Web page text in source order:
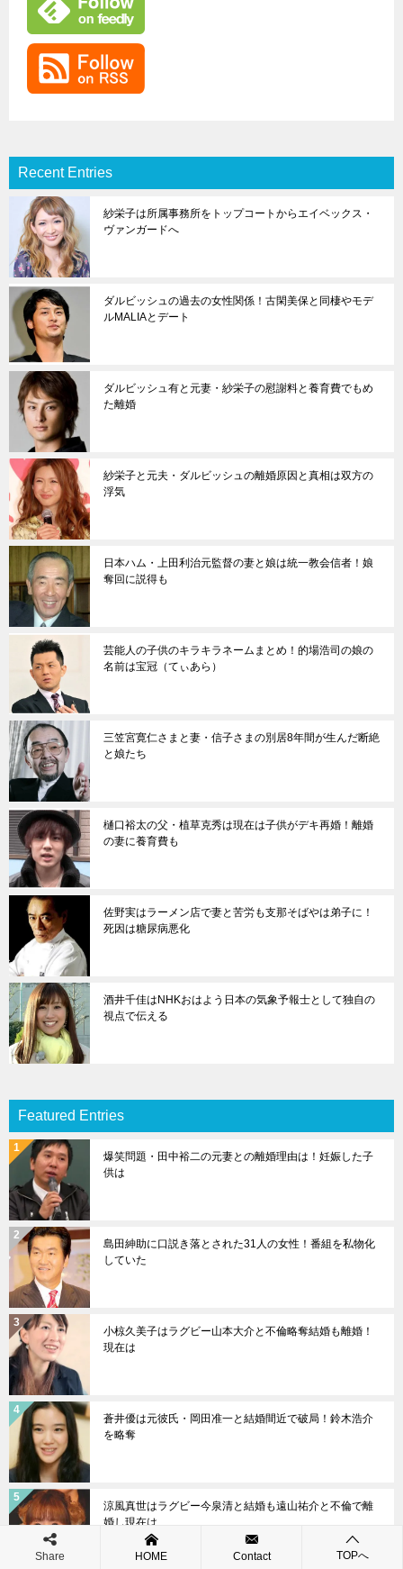
Recent Entries
紗栄子は所属事務所をトップコートからエイベックス・
ヴァンガードへ
ダルビッシュの過去の女性関係！古閑美保と同棲やモデ
ルMALIAとデート
ダルビッシュ有と元妻・紗栄子の慰謝料と養育費でもめ
た離婚
紗栄子と元夫・ダルビッシュの離婚原因と真相は双方の
浮気
日本ハム・上田利治元監督の妻と娘は統一教会信者！娘
奪回に説得も
芸能人の子供のキラキラネームまとめ！的場浩司の娘の
名前は宝冠（てぃあら）
三笠宮寛仁さまと妻・信子さまの別居8年間が生んだ断絶
と娘たち
樋口裕太の父・植草克秀は現在は子供がデキ再婚！離婚
の妻に養育費も
佐野実はラーメン店で妻と苦労も支那そばやは弟子に！
死因は糖尿病悪化
酒井千佳はNHKおはよう日本の気象予報士として独自の
視点で伝える
Featured Entries
爆笑問題・田中裕二の元妻との離婚理由は！妊娠した子
供は
島田紳助に口説き落とされた31人の女性！番組を私物化
していた
小椋久美子はラグビー山本大介と不倫略奪結婚も離婚！
現在は
蒼井優は元彼氏・岡田准一と結婚間近で破局！鈴木浩介
を略奪
涼風真世はラグビー今泉清と結婚も遠山祐介と不倫で離
婚し現在は
Share HOME Contact TOPへ